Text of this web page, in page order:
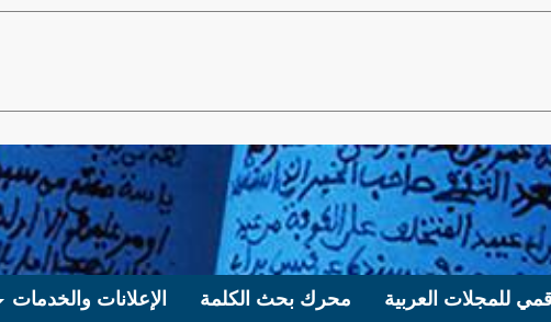
للمجلات العربية محرك بحث الكلمة الإعلانات والخدمات